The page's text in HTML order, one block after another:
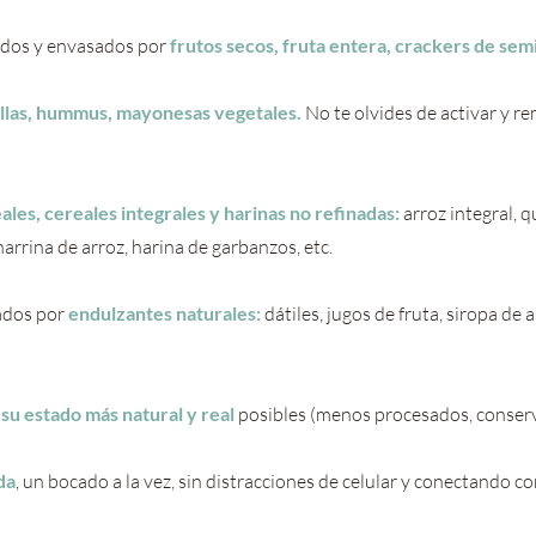
y envasados por frutos secos, fruta entera, crackers de
hummus, mayonesas vegetales. No te olvides de activar y
cereales integrales y harinas no refinadas: arroz integral,
de arroz, harina de garbanzos, etc.
por endulzantes naturales:dátiles, jugos de fruta, siropa de
estado más natural y real posibles (menos procesados,
, un bocado a la vez, sin distracciones de celular y conectando